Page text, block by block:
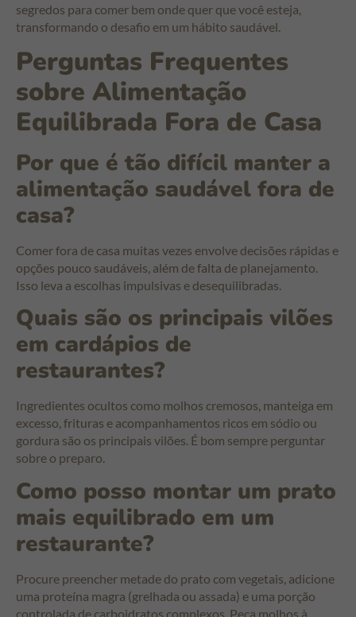
segredos para comer bem onde quer que você esteja,
transformando o desafio em um hábito saudável.
Perguntas Frequentes
sobre Alimentação
Equilibrada Fora de Casa
Por que é tão difícil manter a
alimentação saudável fora de
casa?
Comer fora de casa muitas vezes envolve decisões rápidas e
opções pouco saudáveis, além de falta de planejamento.
Isso leva a escolhas impulsivas e desequilibradas.
Quais são os principais vilões
em cardápios de
restaurantes?
Ingredientes ocultos como molhos cremosos, manteiga em
excesso, frituras e acompanhamentos ricos em sódio ou
gordura são os principais vilões. É bom sempre perguntar
sobre o preparo.
Como posso montar um prato
mais equilibrado em um
restaurante?
Procure preencher metade do prato com vegetais, adicione
uma proteína magra (grelhada ou assada) e uma porção
controlada de carboidratos complexos. Peça molhos à